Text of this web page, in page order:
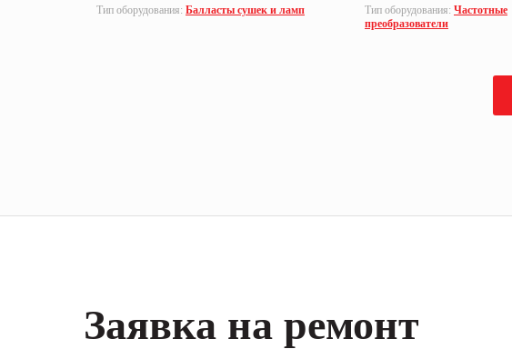
Тип оборудования: Балласты сушек и ламп
Тип оборудования: Частотные
преобразователи
Заявка на ремонт